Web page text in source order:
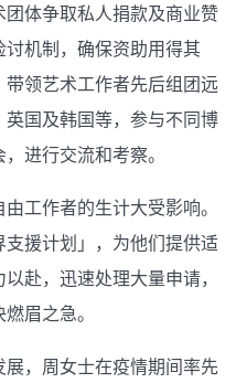
体争取私人捐款及商业赞
机制，确保资助用得其
领艺术工作者先后组团远
国及韩国等，参与不同博
进行交流和考察。
工作者的生计大受影响。
援计划」，为他们提供适
赴，迅速处理大量申请，
眉之急。
，周女士在疫情期间率先